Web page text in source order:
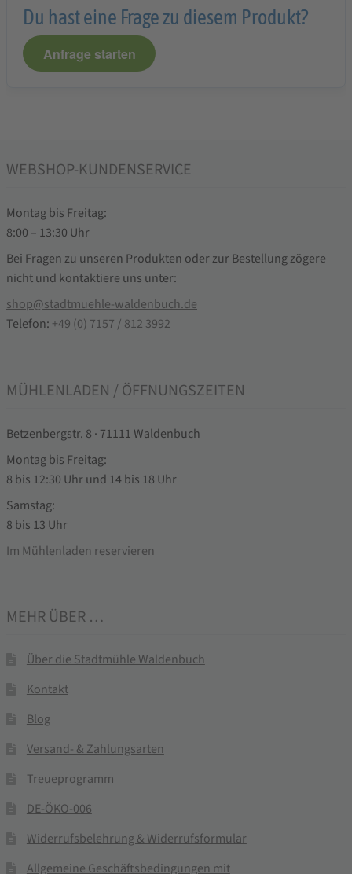
Du hast eine Frage zu diesem Produkt?
Anfrage starten
WEBSHOP-KUNDENSERVICE
Montag bis Freitag:
8:00 – 13:30 Uhr
Bei Fragen zu unseren Produkten oder zur Bestellung zögere
nicht und kontaktiere uns unter:
shop@stadtmuehle-waldenbuch.de
Telefon: +49 (0) 7157 / 812 3992
MÜHLENLADEN / ÖFFNUNGSZEITEN
Betzenbergstr. 8 · 71111 Waldenbuch
Montag bis Freitag:
8 bis 12:30 Uhr und 14 bis 18 Uhr
Samstag:
8 bis 13 Uhr
Im Mühlenladen reservieren
MEHR ÜBER …
Über die Stadtmühle Waldenbuch
Kontakt
Blog
Versand- & Zahlungsarten
Treueprogramm
DE-ÖKO-006
Widerrufsbelehrung & Widerrufsformular
Allgemeine Geschäftsbedingungen mit